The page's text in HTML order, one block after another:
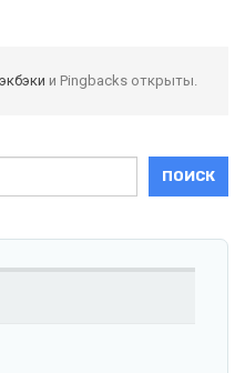
и Pingbacks открыты.
ПОИСК